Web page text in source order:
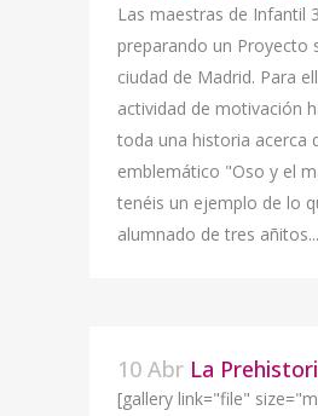
Las maestras de Infantil
preparando un Proyecto
ciudad de Madrid. Para
actividad de motivación
toda una historia acerca
emblemático "Oso y el
tenéis un ejemplo de lo
alumnado de tres añitos...
10 Abr La
[gallery link="file"